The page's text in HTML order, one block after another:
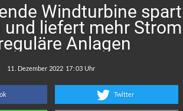
Windturbine spart
und liefert mehr Strom
Anlagen
:
Twitter